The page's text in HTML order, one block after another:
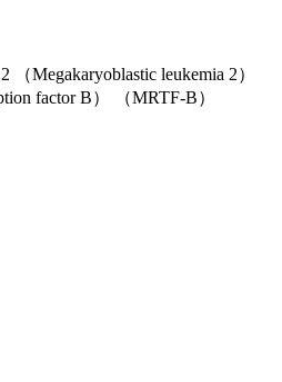
Megakaryoblastic leukemia 2）
factor B） （MRTF-B）